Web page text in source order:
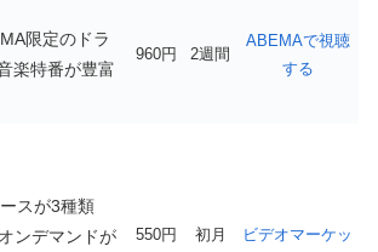
限定のドラ
楽特番が豊富
960円 2週間
ABEMAで視聴
する
スが3種類
ンデマンドが
550円
初月
ビデオマーケッ